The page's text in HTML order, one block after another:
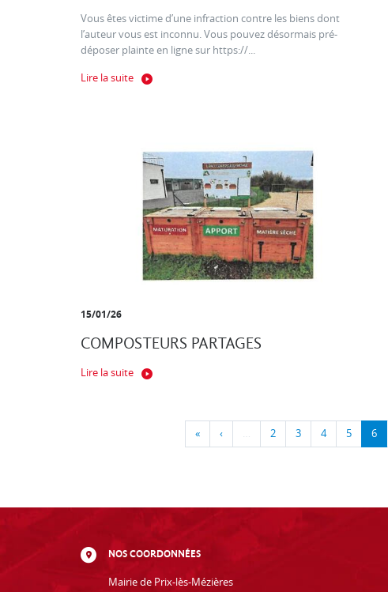
Vous êtes victime d’une infraction contre les biens dont
l’auteur vous est inconnu. Vous pouvez désormais pré-
déposer plainte en ligne sur https://...
Lire la suite
15/01/26
COMPOSTEURS PARTAGES
Lire la suite
« ‹ … 2 3 4 5 6
NOS COORDONNÉES
Mairie de Prix-lès-Mézières